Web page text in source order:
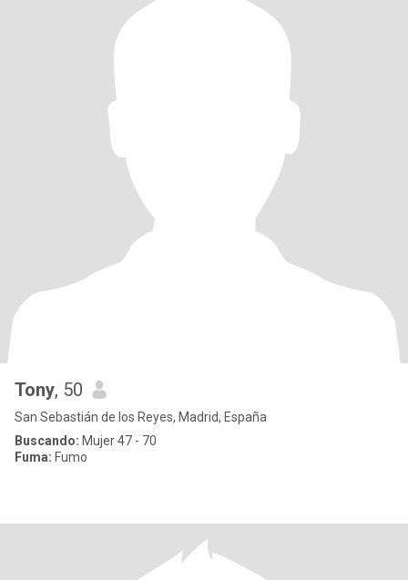
Tony, 50
San Sebastián de los Reyes, Madrid, España
Buscando: Mujer 47 - 70
Fuma: Fumo